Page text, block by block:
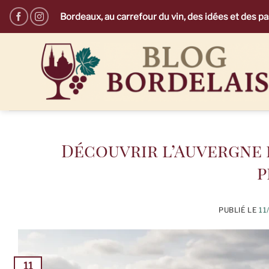
Passer
au
Bordeaux, au carrefour du vin, des idées et des
Découvrir
PUBLIÉ LE
11